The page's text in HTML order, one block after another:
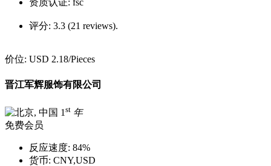
评分: 3.3 (21 reviews).
价位: USD 2.18/Pieces
晋江军辉服饰有限公司
1 st 年
免费会员
反应速度: 84%
货币: CNY,USD